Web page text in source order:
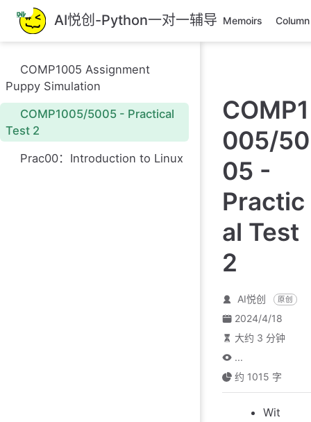
跳
至
主
內
容
AI悦创-Python一对一辅导 Memoirs Column
COMP1005 Assignment
Puppy Simulation
COMP1005/5005 - Practical
Test 2
Prac00：Introduction to Linux
COMP1
005/50
05 -
Practic
al Test
2
AI悦创 原创
2024/4/18
大约 3 分钟
...
约 1015 字
Wit